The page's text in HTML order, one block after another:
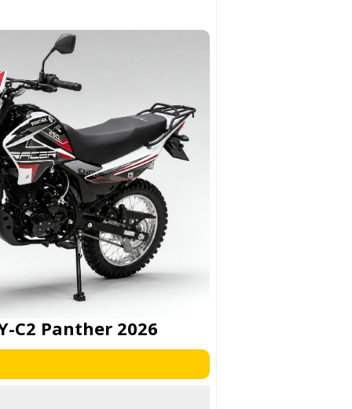
C2 Panther 2026